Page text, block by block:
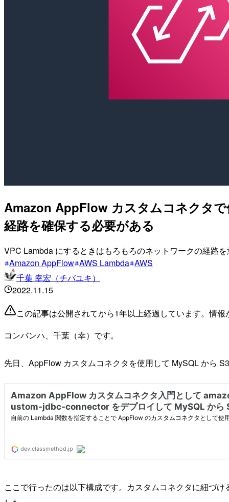
Amazon AppFlow カスタムコネクタ
経路を確保する必要がある
VPC Lambda にするときはもろもろのネットワークの経路
Amazon AppFlow AWS Lambda AWS
千葉 幸宏（チバユキ）
2022.11.15
この記事は公開されてから1年以上経過しています。情
コンバンハ、千葉（幸）です。
先日、AppFlow カスタムコネクタを使用して MySQL から
ここで行ったのは以下構成です。カスタムコネクタに紐づ